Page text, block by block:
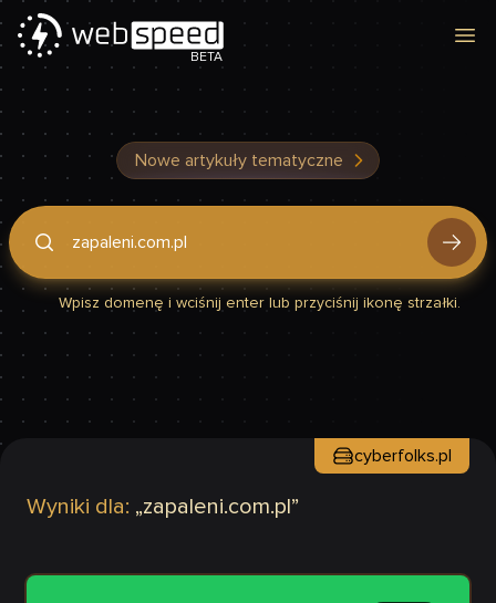
BETA
Nowe artykuły tematyczne
Podaj domenę, by sprawdzić, czy Twoja strona jest szybka
Wpisz domenę i wciśnij enter lub przyciśnij ikonę strzałki.
Wyniki dla: „zapaleni.com.pl ”
cyberfolks.pl